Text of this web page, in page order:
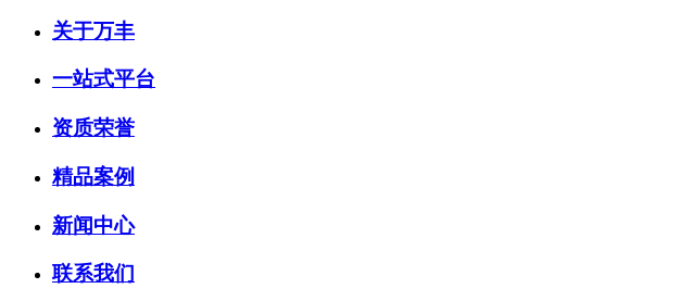
关于万丰
一站式平台
资质荣誉
精品案例
新闻中心
联系我们